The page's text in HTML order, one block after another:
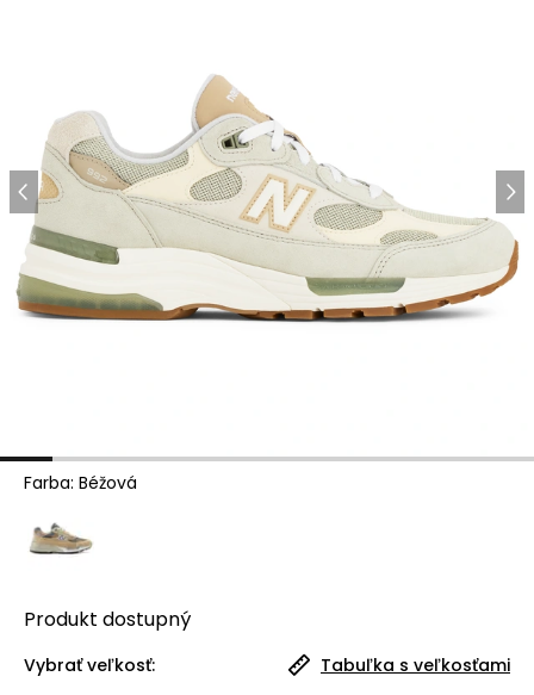
Farba: Béžová
Produkt dostupný
Vybrať veľkosť: Tabuľka s veľkosťami